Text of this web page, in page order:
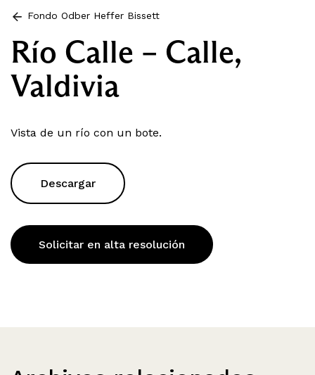
Fondo Odber Heffer Bissett
Río Calle – Calle,
Valdivia
Vista de un río con un bote.
Descargar
Solicitar en alta resolución